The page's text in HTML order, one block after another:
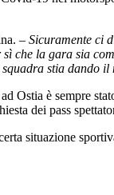
– Sicuramente ci
che la gara sia
stia dando
Ostia è sempre
dei pass
situazione